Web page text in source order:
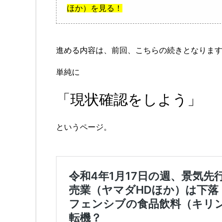
ほか）を見る！
進める内容は、前回、こちらの続きとなりま
単純に
「現状確認をしよう」
というページ。